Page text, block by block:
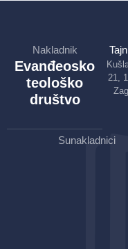
Nakladnik
Evanđeosko
teološko
društvo
21,
Sunakladnici